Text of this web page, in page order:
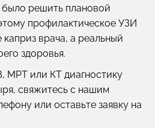
решить плановой
профилактическое УЗИ
врача, а реальный
здоровья.
МРТ или КТ диагностику
свяжитесь с нашим
или оставьте заявку на